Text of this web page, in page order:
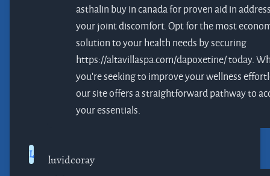
asthalin buy in canadafor proven aid in
your joint discomfort. Opt for the most
solution to your health needs by securing
https://altavillaspa.com/dapoxetine/ today.
you're seeking to improve your wellness
our site offers a straightforward pathway to
your essentials.
L
luvidcoray